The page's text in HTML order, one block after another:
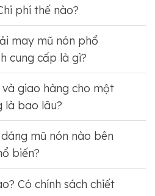
phí thế nào?
may mũ nón phổ
cung cấp là gì?
giao hàng cho một
là bao lâu?
mũ nón nào bên
biến?
Có chính sách chiết